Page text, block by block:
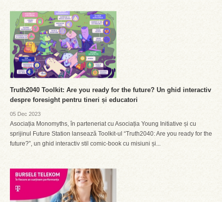
Truth2040 Toolkit: Are you ready for the future? Un ghid interactiv
despre foresight pentru tineri și educatori
05 Dec 2023
Asociația Monomyths, în parteneriat cu Asociația Young Initiative și cu
sprijinul Future Station lansează Toolkit-ul “Truth2040: Are you ready for the
future?”, un ghid interactiv stil comic-book cu misiuni și...